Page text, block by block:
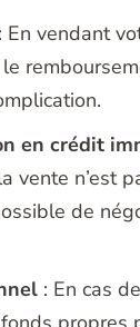
: En vendant
en crédit
vente n’est
de
: En cas